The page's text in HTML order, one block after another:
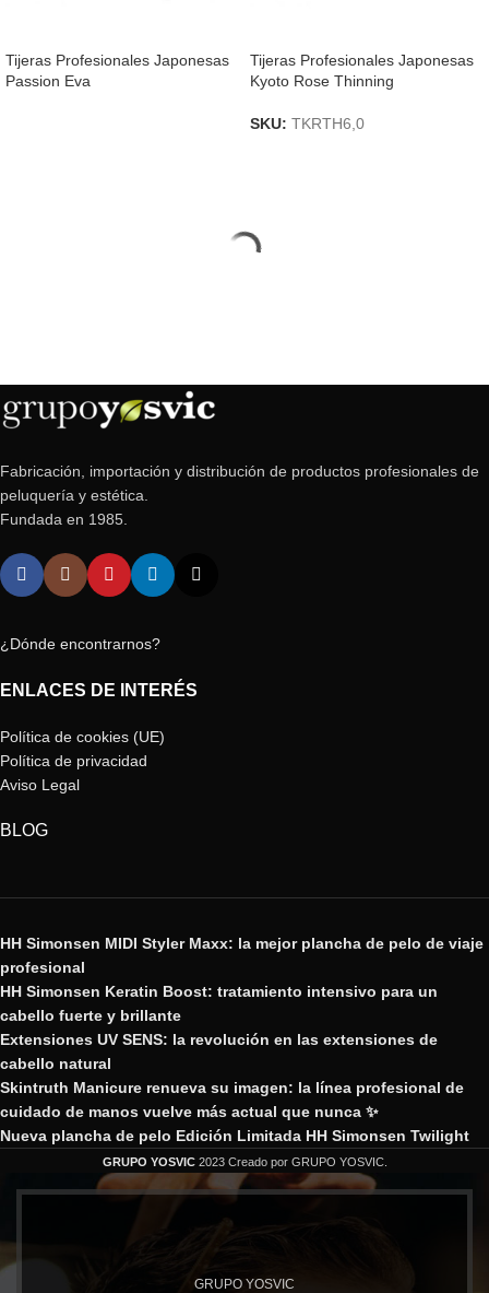
Tijeras Profesionales Japonesas
Passion Eva
Tijeras Profesionales Japonesas
Kyoto Rose Thinning
SKU: TKRTH6,0
Fabricación, importación y distribución de productos profesionales de
peluquería y estética.
Fundada en 1985.
¿Dónde encontrarnos?
ENLACES DE INTERÉS
Política de cookies (UE)
Política de privacidad
Aviso Legal
BLOG
HH Simonsen MIDI Styler Maxx: la mejor plancha de pelo de viaje
profesional
HH Simonsen Keratin Boost: tratamiento intensivo para un
cabello fuerte y brillante
Extensiones UV SENS: la revolución en las extensiones de
cabello natural
Skintruth Manicure renueva su imagen: la línea profesional de
cuidado de manos vuelve más actual que nunca ✨
Nueva plancha de pelo Edición Limitada HH Simonsen Twilight
GRUPO YOSVIC 2023 Creado por GRUPO YOSVIC.
GRUPO YOSVIC